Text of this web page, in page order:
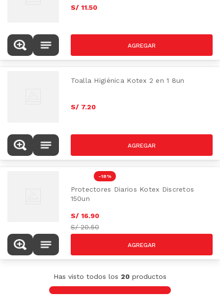
S/ 11.50
Toalla Higiénica Kotex 2 en 1 8un
S/ 7.20
-18 %
Protectores Diarios Kotex Discretos
150un
S/ 16.90
S/20.50
Has visto todos los 20 productos